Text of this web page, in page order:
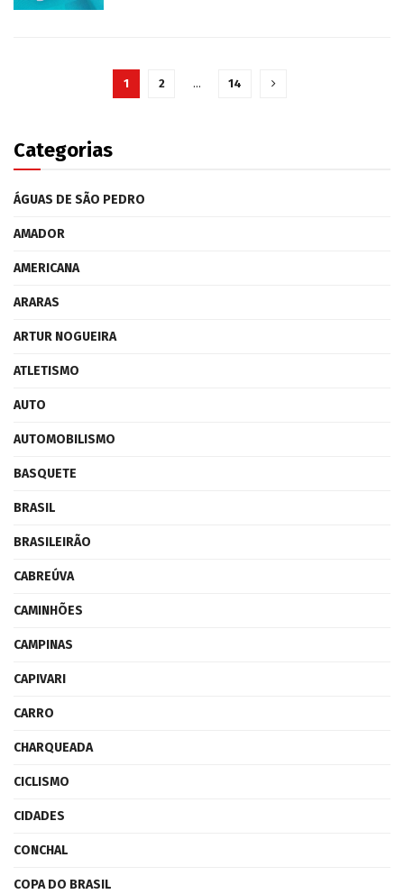
1 2 … 14
Categorias
ÁGUAS DE SÃO PEDRO
AMADOR
AMERICANA
ARARAS
ARTUR NOGUEIRA
ATLETISMO
AUTO
AUTOMOBILISMO
BASQUETE
BRASIL
BRASILEIRÃO
CABREÚVA
CAMINHÕES
CAMPINAS
CAPIVARI
CARRO
CHARQUEADA
CICLISMO
CIDADES
CONCHAL
COPA DO BRASIL